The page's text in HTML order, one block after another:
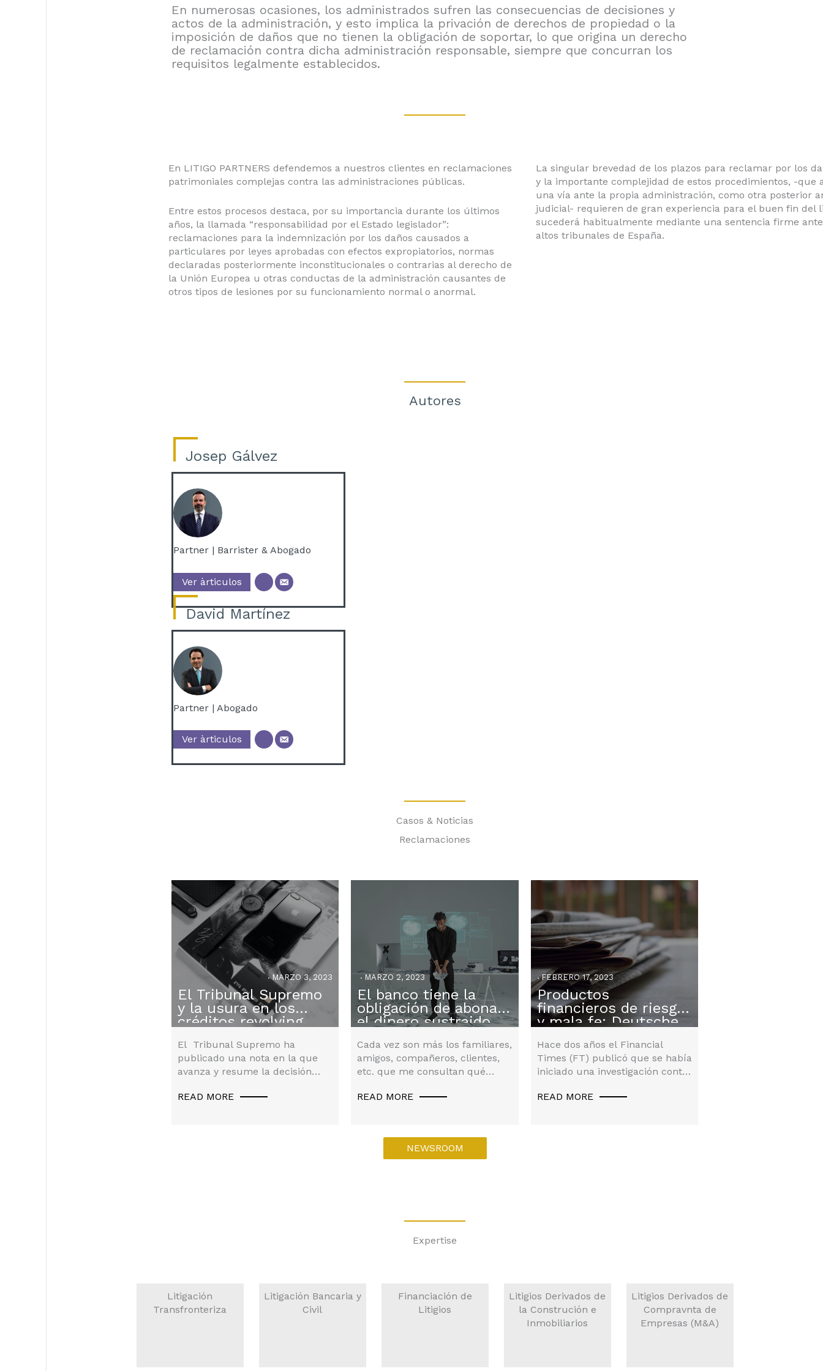
En numerosas ocasiones, los administrados sufren las consecuencias de decisiones y
actos de la administración, y esto implica la privación de derechos de propiedad o la
imposición de daños que no tienen la obligación de soportar, lo que origina un derecho
de reclamación contra dicha administración responsable, siempre que concurran los
requisitos legalmente establecidos.
En LITIGO PARTNERS defendemos a nuestros clientes en reclamaciones
patrimoniales complejas contra las administraciones públicas.
Entre estos procesos destaca, por su importancia durante los últimos
años, la llamada “responsabilidad por el Estado legislador”:
reclamaciones para la indemnización por los daños causados a
particulares por leyes aprobadas con efectos expropiatorios, normas
declaradas posteriormente inconstitucionales o contrarias al derecho de
la Unión Europea u otras conductas de la administración causantes de
otros tipos de lesiones por su funcionamiento normal o anormal.
La singular brevedad de los plazos para reclamar por los
y la importante complejidad de estos procedimientos, -que
una vía ante la propia administración, como otra posterior
judicial- requieren de gran experiencia para el buen fin del
sucederá habitualmente mediante una sentencia firme
altos tribunales de España.
Autores
Josep Gálvez
Partner | Barrister & Abogado
Ver àrticulos
David Martínez
Partner | Abogado
Ver àrticulos
Casos & Noticias
Reclamaciones
El Tribunal Supremo
y la usura en los
créditos revolving
MARZO 3, 2023
Litigación,Litigios
No
Category ,Reclamaciones
El Tribunal Supremo ha
publicado una nota en la que
avanza y resume la decisión
READ MORE
El banco tiene la
obligación de abonar
el dinero sustraido
MARZO 2, 2023
Reclamaciones
Cada vez son más los familiares,
amigos, compañeros, clientes,
etc. que me consultan qué
cargo…
READ MORE
Productos
financieros de riesgo
y mala fe: Deutsche
FEBRERO 17, 2023
Reclamaciones
Hace dos años el Financial
Times (FT) publicó que se había
iniciado una investigación contra
entre…
READ MORE
NEWSROOM
Expertise
Litigación
Transfronteriza
Litigación Bancaria y
Civil
Financiación de
Litigios
Litigios Derivados de
la Construción e
Inmobiliarios
Litigios Derivados de
Compravnta de
Empresas (M&A)